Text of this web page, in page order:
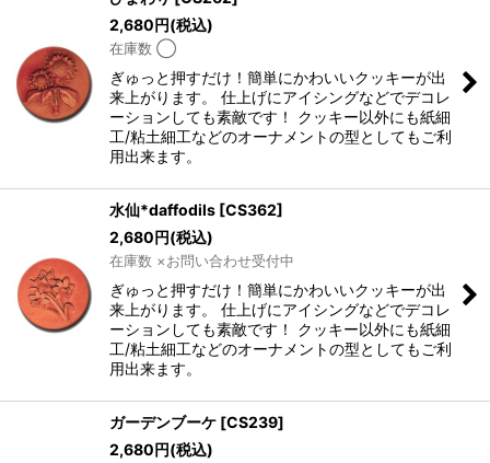
2,680円(税込)
在庫数 ◯
ぎゅっと押すだけ！簡単にかわいいクッキーが出
来上がります。 仕上げにアイシングなどでデコレ
ーションしても素敵です！ クッキー以外にも紙細
工/粘土細工などのオーナメントの型としてもご利
用出来ます。
水仙*daffodils [CS362]
2,680円(税込)
在庫数 ×お問い合わせ受付中
ぎゅっと押すだけ！簡単にかわいいクッキーが出
来上がります。 仕上げにアイシングなどでデコレ
ーションしても素敵です！ クッキー以外にも紙細
工/粘土細工などのオーナメントの型としてもご利
用出来ます。
ガーデンブーケ [CS239]
2,680円(税込)